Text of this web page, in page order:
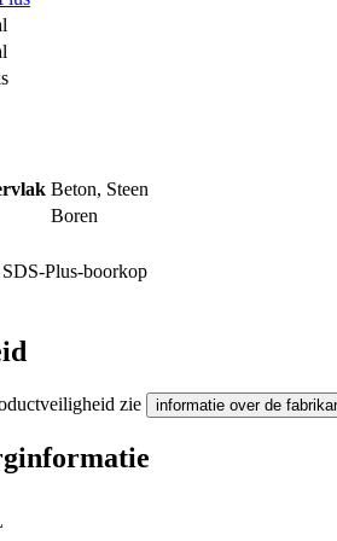
Beton, Steen
Boren
SDS-Plus-boorkop
zie informatie over de